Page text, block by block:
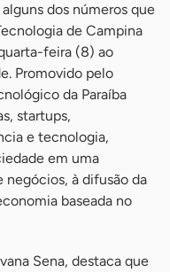
dos números que
de Campina
feira (8) ao
Promovido pelo
da Paraíba
startups,
e tecnologia,
em uma
negócios, à difusão da
baseada no
Sena, destaca que